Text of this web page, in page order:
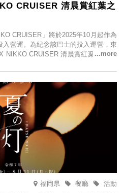
CRUISER 清晨賞紅葉之
CRUISER」將於2025年10月起作為
入營運。為紀念該巴士的投入運營，東
NIKKO CRUISER 清晨賞紅葉之旅”，
福岡県 活動
餐廳